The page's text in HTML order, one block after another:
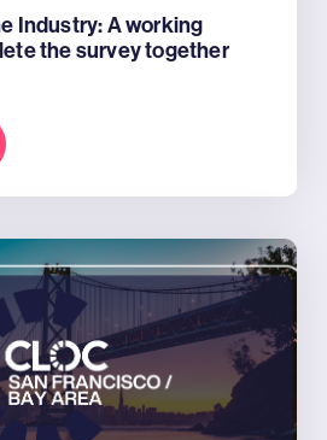
Industry: A working
the survey together